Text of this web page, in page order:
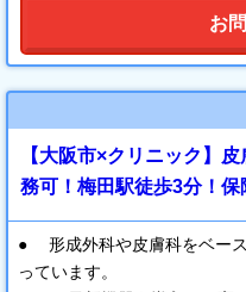
お
【大阪市×クリニック】
務可！梅田駅徒歩3分！保
● 形成外科や皮膚科をベー
っています。